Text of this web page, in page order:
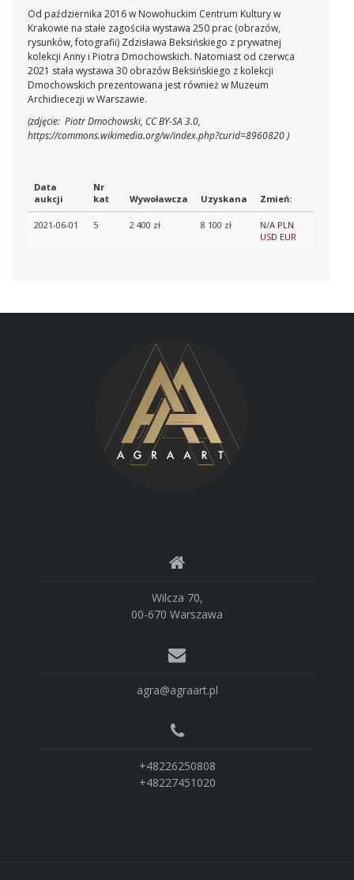
Od października 2016 w Nowohuckim Centrum Kultury w
Krakowie na stałe zagościła wystawa 250 prac (obrazów,
rysunków, fotografii) Zdzisława Beksińskiego z prywatnej
kolekcji Anny i Piotra Dmochowskich. Natomiast od czerwca
2021 stała wystawa 30 obrazów Beksińskiego z kolekcji
Dmochowskich prezentowana jest również w Muzeum
Archidiecezji w Warszawie.
(zdjęcie: Piotr Dmochowski, CC BY-SA 3.0,
https://commons.wikimedia.org/w/index.php?curid=8960820 )
Data
aukcji
Nr
kat
Wywoławcza Uzyskana Zmień:
2021-06-01 5 2 400 zł 8 100 zł N/A PLN
USD EUR
Wilcza 70,
00-670 Warszawa
agra@agraart.pl
+48226250808
+48227451020